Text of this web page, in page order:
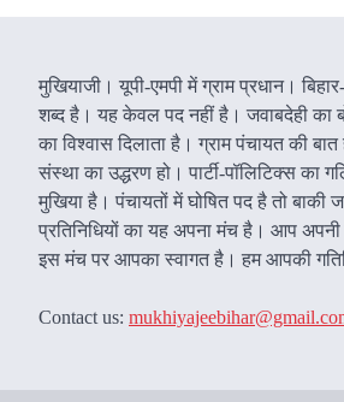
मुखियाजी। यूपी-एमपी में ग्राम प्रधान।
शब्द है। यह केवल पद नहीं है। जवाबदेही का
का विश्वास दिलाता है। ग्राम पंचायत की
संस्था का उद्धरण हो। पार्टी-पॉलिटिक्स का
मुखिया है। पंचायतों में घोषित पद है तो बाकी
प्रतिनिधियों का यह अपना मंच है। आप अपनी
इस मंच पर आपका स्वागत है। हम आपकी
Contact us: